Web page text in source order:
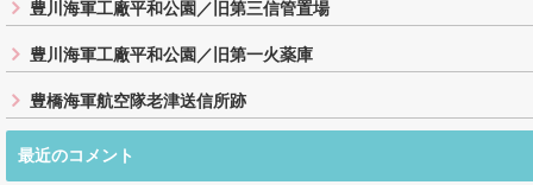
豊川海軍工廠平和公園／旧第三信管置場
豊川海軍工廠平和公園／旧第一火薬庫
豊橋海軍航空隊老津送信所跡
最近のコメント